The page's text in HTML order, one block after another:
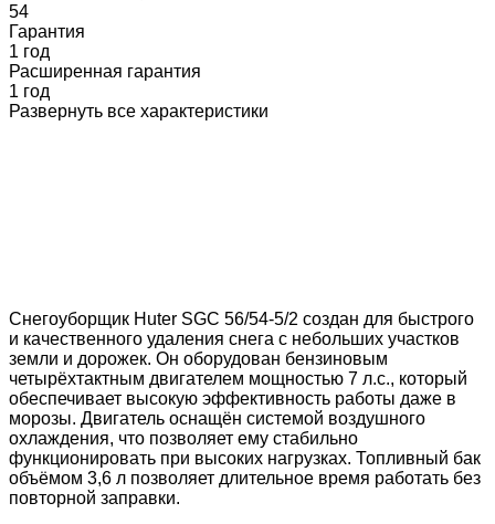
54
Гарантия
1 год
Расширенная гарантия
1 год
Развернуть все характеристики
Снегоуборщик Huter SGC 56/54-5/2 создан для быстрого
и качественного удаления снега с небольших участков
земли и дорожек. Он оборудован бензиновым
четырёхтактным двигателем мощностью 7 л.с., который
обеспечивает высокую эффективность работы даже в
морозы. Двигатель оснащён системой воздушного
охлаждения, что позволяет ему стабильно
функционировать при высоких нагрузках. Топливный бак
объёмом 3,6 л позволяет длительное время работать без
повторной заправки.